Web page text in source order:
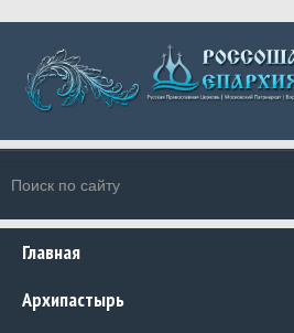
Главная
Архипастырь